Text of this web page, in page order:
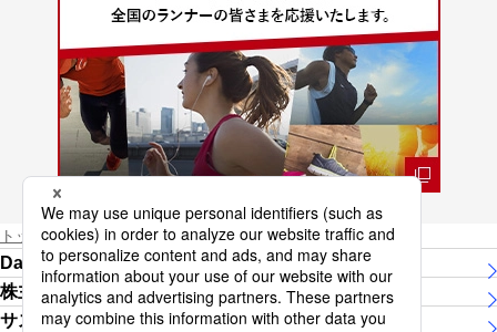
トップページ Daiichi Lifeグループ女子陸上競技部
Daiichi Lifeグループについて
株主・投資家の皆さま
サステナビリティ